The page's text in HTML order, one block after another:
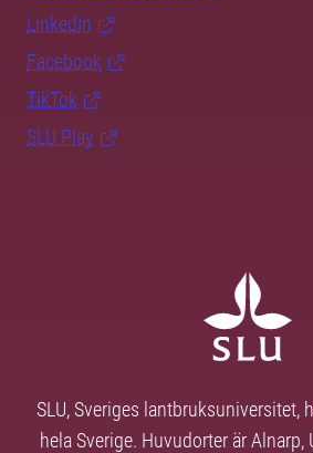
LinkedIn
Facebook
TikTok
SLU Play
SLU, Sveriges lantbruksuniversitet,
hela Sverige. Huvudorter är Alnarp,